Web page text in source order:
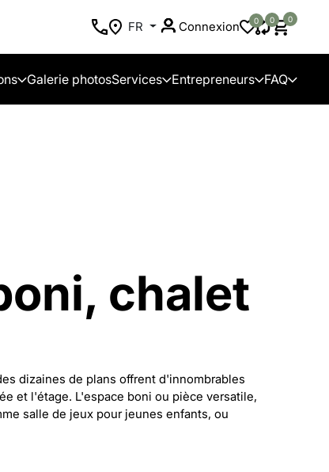
FR Connexion 0 0 0
Galerie photosServices Entrepreneurs FAQ
chalet
dizaines de plans offrent d'innombrables
et l'étage. L'espace boni ou pièce versatile,
salle de jeux pour jeunes enfants, ou